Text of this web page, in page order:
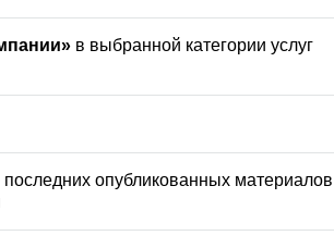
в выбранной категории услуг
опубликованных материалов